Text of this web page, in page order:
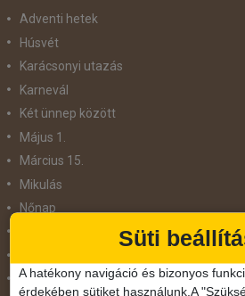
Adventi hetek
Húsvét
Karácsonyi utazás
Karnevál
Két ünnep között
Május 1.
Március 15.
Mikulás
Nőnap
Pünkösdi utazás
Süti
A hatékony navigáció és bizonyos
érdekében sütiket használunk.A